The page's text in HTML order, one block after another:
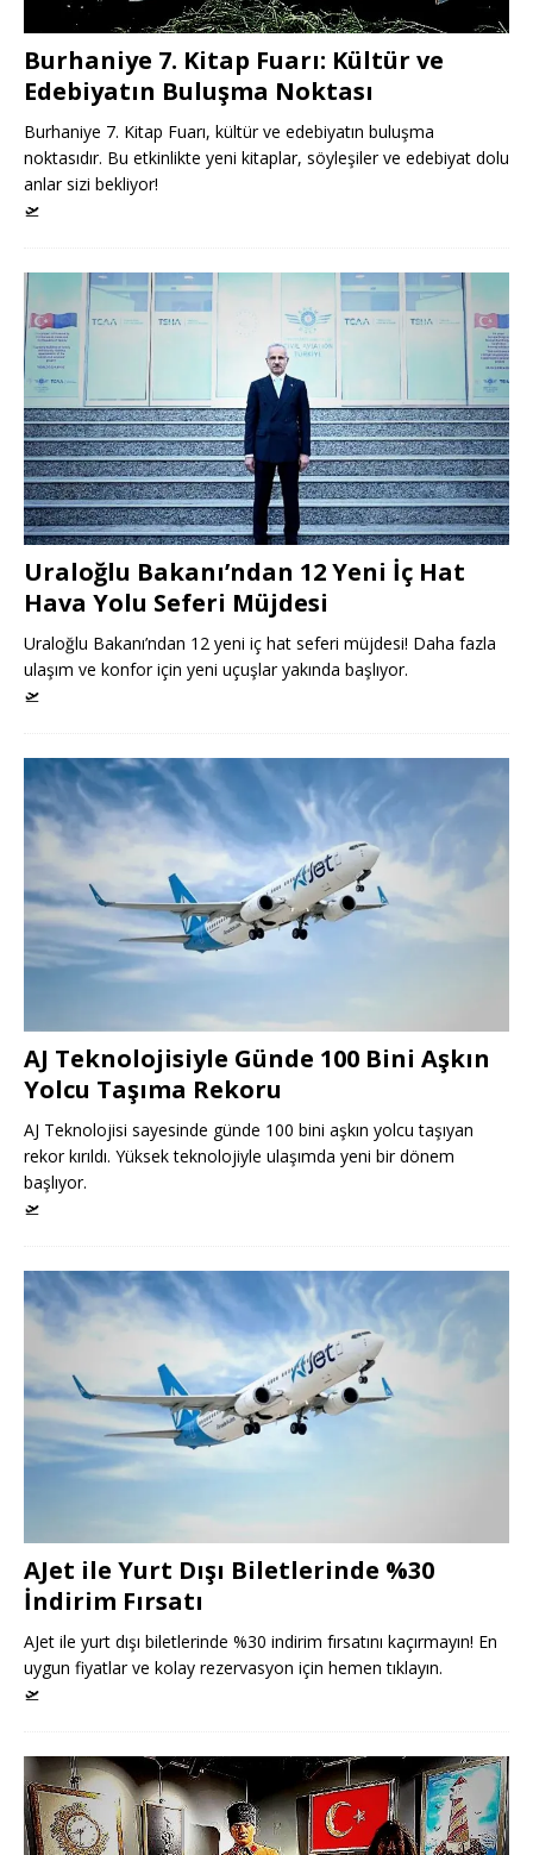
Burhaniye 7. Kitap Fuarı: Kültür ve
Edebiyatın Buluşma Noktası
Burhaniye 7. Kitap Fuarı, kültür ve edebiyatın buluşma
noktasıdır. Bu etkinlikte yeni kitaplar, söyleşiler ve edebiyat dolu
anlar sizi bekliyor!
🛫
Uraloğlu Bakanı’ndan 12 Yeni İç Hat
Hava Yolu Seferi Müjdesi
Uraloğlu Bakanı’ndan 12 yeni iç hat seferi müjdesi! Daha fazla
ulaşım ve konfor için yeni uçuşlar yakında başlıyor.
🛫
AJ Teknolojisiyle Günde 100 Bini Aşkın
Yolcu Taşıma Rekoru
AJ Teknolojisi sayesinde günde 100 bini aşkın yolcu taşıyan
rekor kırıldı. Yüksek teknolojiyle ulaşımda yeni bir dönem
başlıyor.
🛫
AJet ile Yurt Dışı Biletlerinde %30
İndirim Fırsatı
AJet ile yurt dışı biletlerinde %30 indirim fırsatını kaçırmayın! En
uygun fiyatlar ve kolay rezervasyon için hemen tıklayın.
🛫